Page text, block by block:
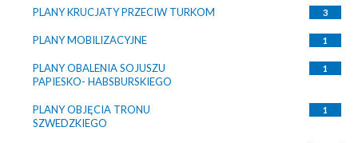
PLANY KRUCJATY PRZECIW TURKOM 3
PLANY MOBILIZACYJNE 1
PLANY OBALENIA SOJUSZU
PAPIESKO- HABSBURSKIEGO
1
PLANY OBJĘCIA TRONU
SZWEDZKIEGO
1